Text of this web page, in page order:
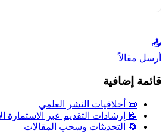
📤
أرسل مقالاً
قائمة إضافية
📜 أخلاقيات النشر العلمي
📝 إرشادات التقديم عبر الاستمارة
🔄 التحديثات وسحب المقالات